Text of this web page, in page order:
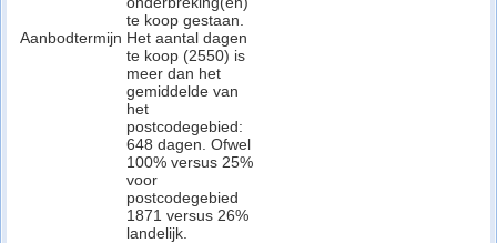
Aanbodtermijn
te koop gestaan.
Het aantal dagen
te koop (2550) is
meer dan het
gemiddelde van
het
postcodegebied:
648 dagen. Ofwel
100% versus 25%
voor
postcodegebied
1871 versus 26%
landelijk.